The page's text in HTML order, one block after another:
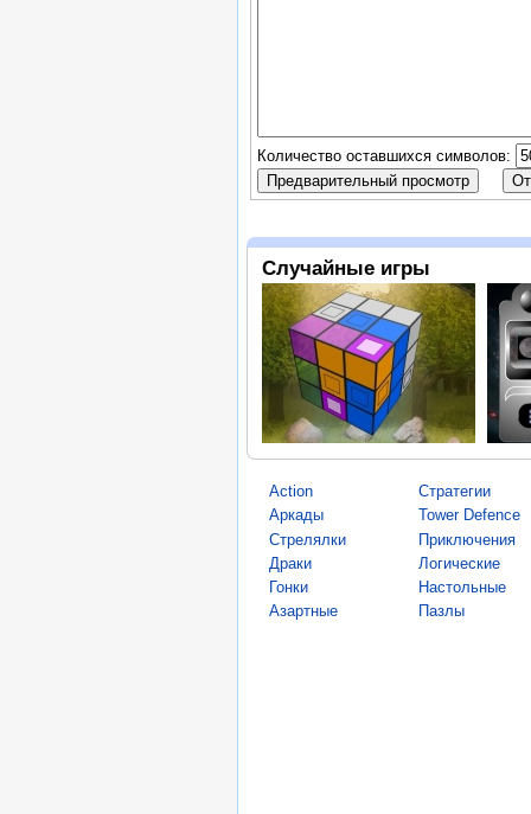
Количество оставшихся символов:
Случайные игры
Action
Аркады
Стрелялки
Драки
Гонки
Азартные
Стратегии
Tower Defence
Приключения
Логические
Настольные
Пазлы